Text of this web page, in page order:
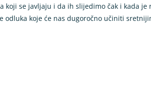
koji se javljaju i da ih slijedimo čak i kada je
odluka koje će nas dugoročno učiniti